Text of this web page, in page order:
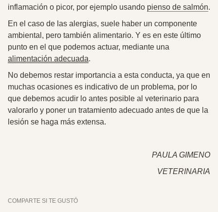
inflamación o picor, por ejemplo usando pienso de salmón.
En el caso de las alergias, suele haber un componente
ambiental, pero también alimentario. Y es en este último
punto en el que podemos actuar, mediante una
alimentación adecuada.
No debemos restar importancia a esta conducta, ya que en
muchas ocasiones es indicativo de un problema, por lo
que debemos acudir lo antes posible al veterinario para
valorarlo y poner un tratamiento adecuado antes de que la
lesión se haga más extensa.
PAULA GIMENO
VETERINARIA
COMPARTE SI TE GUSTÓ